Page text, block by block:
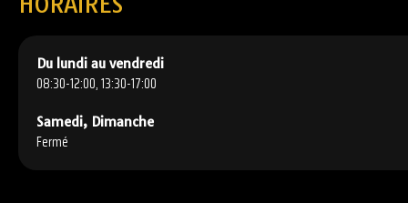
Du lundi au vendredi
08:30-12:00, 13:30-17:00
Samedi, Dimanche
Fermé